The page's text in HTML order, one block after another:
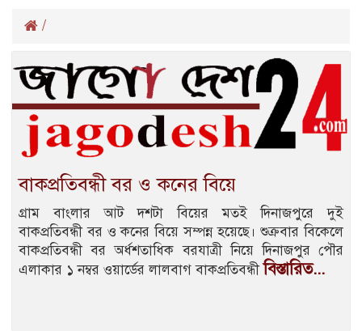
/
বাকপ্রতিবন্ধী বর ও কনের বিয়ে
গ্রাম বাংলার আট দশটা বিয়ের মতই দিনাজপুরে দুই
বাকপ্রতিবন্ধী বর ও কনের বিয়ে সম্পন্ন হয়েছে। শুক্রবার বিকেলে
বাকপ্রতিবন্ধী বর অর্ধশতাধিক বরযাত্রী নিয়ে দিনাজপুর পৌর
এলাকার ১ নম্বর ওয়ার্ডের লালবাগ বাকপ্রতিবন্ধীবিস্তারিত...